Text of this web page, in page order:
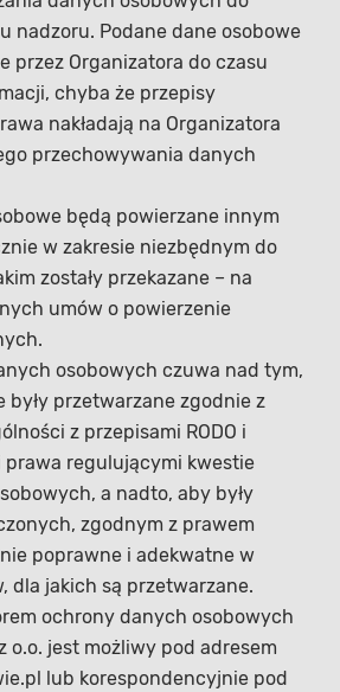
nadzoru. Podane dane osobowe
przez Organizatora do czasu
chyba że przepisy
nakładają na Organizatora
przechowywania danych
będą powierzane innym
w zakresie niezbędnym do
zostały przekazane – na
umów o powierzenie
osobowych czuwa nad tym,
były przetwarzane zgodnie z
z przepisami RODO i
regulującymi kwestie
a nadto, aby były
zgodnym z prawem
poprawne i adekwatne w
dla jakich są przetwarzane.
ochrony danych osobowych
z o.o. jest możliwy pod adresem
lub korespondencyjnie pod